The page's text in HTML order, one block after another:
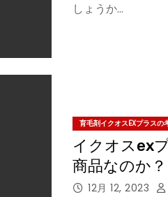
しょうか…
育毛剤イクオスEXプラスの
イクオスex
商品なのか？
12月 12, 2023